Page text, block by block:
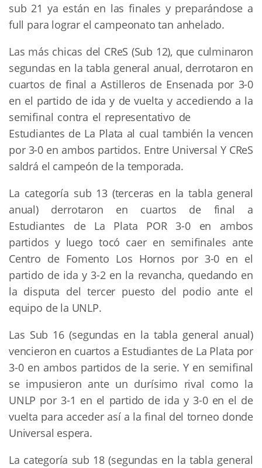
sub 21 ya están en las finales y preparándose a
full para lograr el campeonato tan anhelado.
Las más chicas del CReS (Sub 12), que culminaron
segundas en la tabla general anual, derrotaron en
cuartos de final a Astilleros de Ensenada por 3-0
en el partido de ida y de vuelta y accediendo a la
semifinal contra el representativo de
Estudiantes de La Plata al cual también la vencen
por 3-0 en ambos partidos. Entre Universal Y CReS
saldrá el campeón de la temporada.
La categoría sub 13 (terceras en la tabla general
anual) derrotaron en cuartos de final a
Estudiantes de La Plata POR 3-0 en ambos
partidos y luego tocó caer en semifinales ante
Centro de Fomento Los Hornos por 3-0 en el
partido de ida y 3-2 en la revancha, quedando en
la disputa del tercer puesto del podio ante el
equipo de la UNLP.
Las Sub 16 (segundas en la tabla general anual)
vencieron en cuartos a Estudiantes de La Plata por
3-0 en ambos partidos de la serie. Y en semifinal
se impusieron ante un durísimo rival como la
UNLP por 3-1 en el partido de ida y 3-0 en el de
vuelta para acceder así a la final del torneo donde
Universal espera.
La categoría sub 18 (segundas en la tabla general